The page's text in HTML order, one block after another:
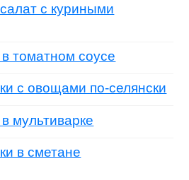
с куриными
томатном соусе
с овощами по-селянски
мультиварке
в сметане